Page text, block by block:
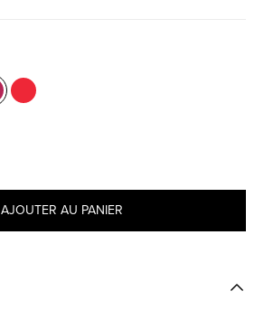
in stock
Douxin stock
fleurie
variant in stock
304 Étoffe de fleurs
Product variant in stock
AJOUTER AU PANIER